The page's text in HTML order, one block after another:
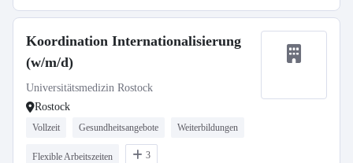
Koordination Internationalisierung
(w/m/d)
Universitätsmedizin Rostock
Rostock
Vollzeit Gesundheitsangebote Weiterbildungen
Flexible Arbeitszeiten 3